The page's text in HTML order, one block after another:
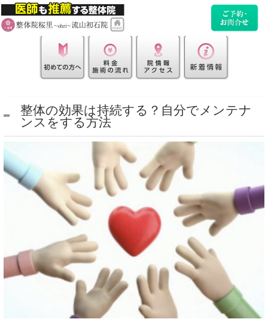
整体の効果は持続する？自分でメンテナ
ンスをする方法